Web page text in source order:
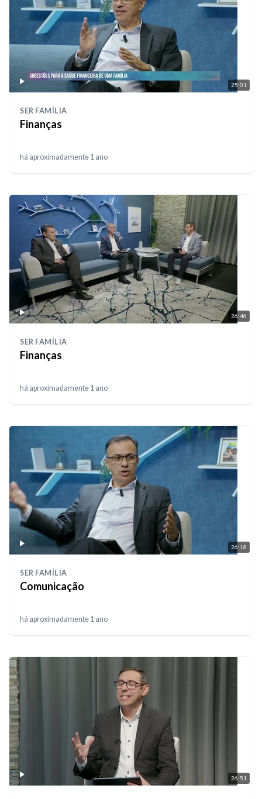
25:01
SER FAMÍLIA
Finanças
há aproximadamente 1 ano
26:46
SER FAMÍLIA
Finanças
há aproximadamente 1 ano
26:18
SER FAMÍLIA
Comunicação
há aproximadamente 1 ano
26:51